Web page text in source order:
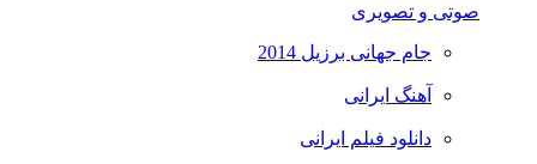
صوتی و تصویری
جام جهانی برزیل 2014
آهنگ ایرانی
دانلود فیلم ایرانی